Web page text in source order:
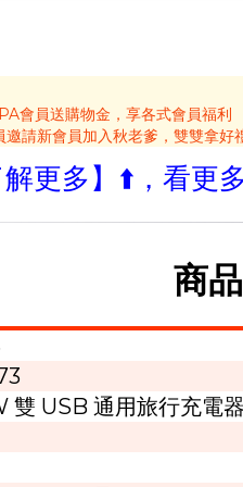
會員送購物金，享各式會員福利
請新會員加入秋老爹，雙雙拿好
更多】⬆️，看更
商
雙 USB 通用旅行充電